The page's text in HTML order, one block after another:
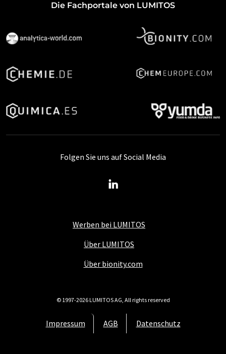
Die Fachportale von LUMITOS
Werben bei LUMITOS
Über LUMITOS
Über bionity.com
Impressum AGB Datenschutz
Folgen Sie uns auf Social Media
© 1997-2026 LUMITOS AG, All rights reserved